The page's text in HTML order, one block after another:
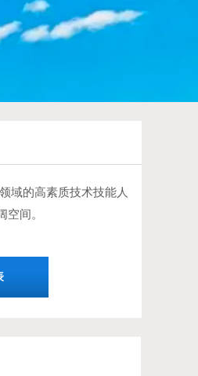
域的高素质技术技能人
间。
主要问题